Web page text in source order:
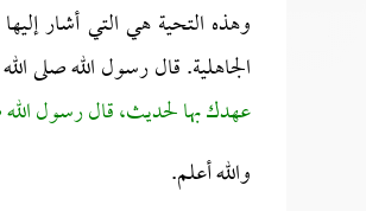
وهذه التحية هي التي أشار
الجاهلية. قال رسول الله صلى
عهدك بها لحديث، قال رسول الله
والله أعلم.